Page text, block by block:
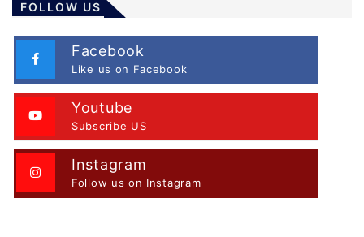
FOLLOW US
Facebook
Like us on Facebook
Youtube
Subscribe US
Instagram
Follow us on Instagram